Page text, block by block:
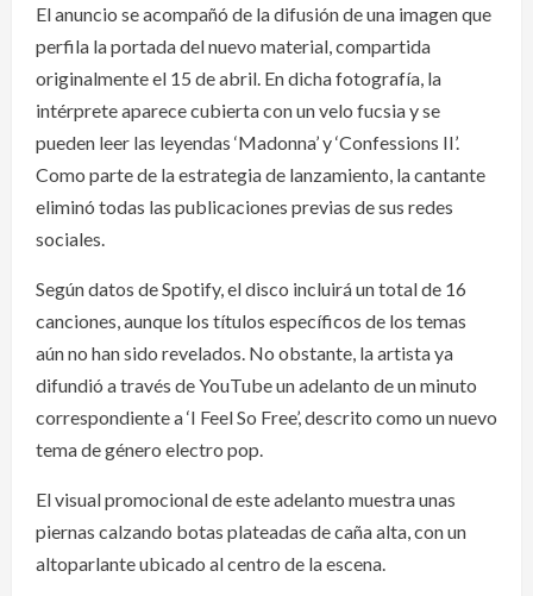
El anuncio se acompañó de la difusión de una imagen que
perfila la portada del nuevo material, compartida
originalmente el 15 de abril. En dicha fotografía, la
intérprete aparece cubierta con un velo fucsia y se
pueden leer las leyendas ‘Madonna’ y ‘Confessions II’.
Como parte de la estrategia de lanzamiento, la cantante
eliminó todas las publicaciones previas de sus redes
sociales.
Según datos de Spotify, el disco incluirá un total de 16
canciones, aunque los títulos específicos de los temas
aún no han sido revelados. No obstante, la artista ya
difundió a través de YouTube un adelanto de un minuto
correspondiente a ‘I Feel So Free’, descrito como un nuevo
tema de género electro pop.
El visual promocional de este adelanto muestra unas
piernas calzando botas plateadas de caña alta, con un
altoparlante ubicado al centro de la escena.